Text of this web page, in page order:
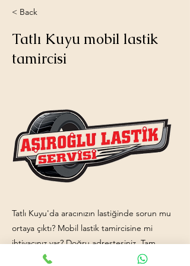
< Back
Tatlı Kuyu mobil lastik
tamircisi
Tatlı Kuyu'da aracınızın lastiğinde sorun mu
ortaya çıktı? Mobil lastik tamircisine mi
ihtiyacınız var? Doğru adrestesiniz. Tam
donanımlı mobil lastik tamiri aracımız ve